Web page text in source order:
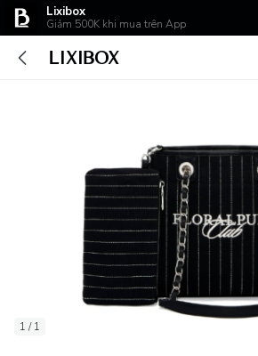
Lixibox
Giảm 500K khi mua trên App
1 / 1